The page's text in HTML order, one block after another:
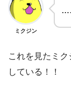
ミクジン
これを見たミ
している！！